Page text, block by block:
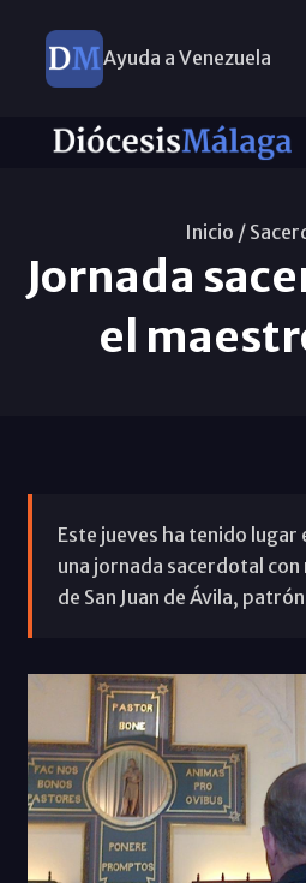
Ayuda a Venezuela
Inicio /
Jornada
el
Este jueves ha tenido lugar
una jornada sacerdotal
de San Juan de Ávila,